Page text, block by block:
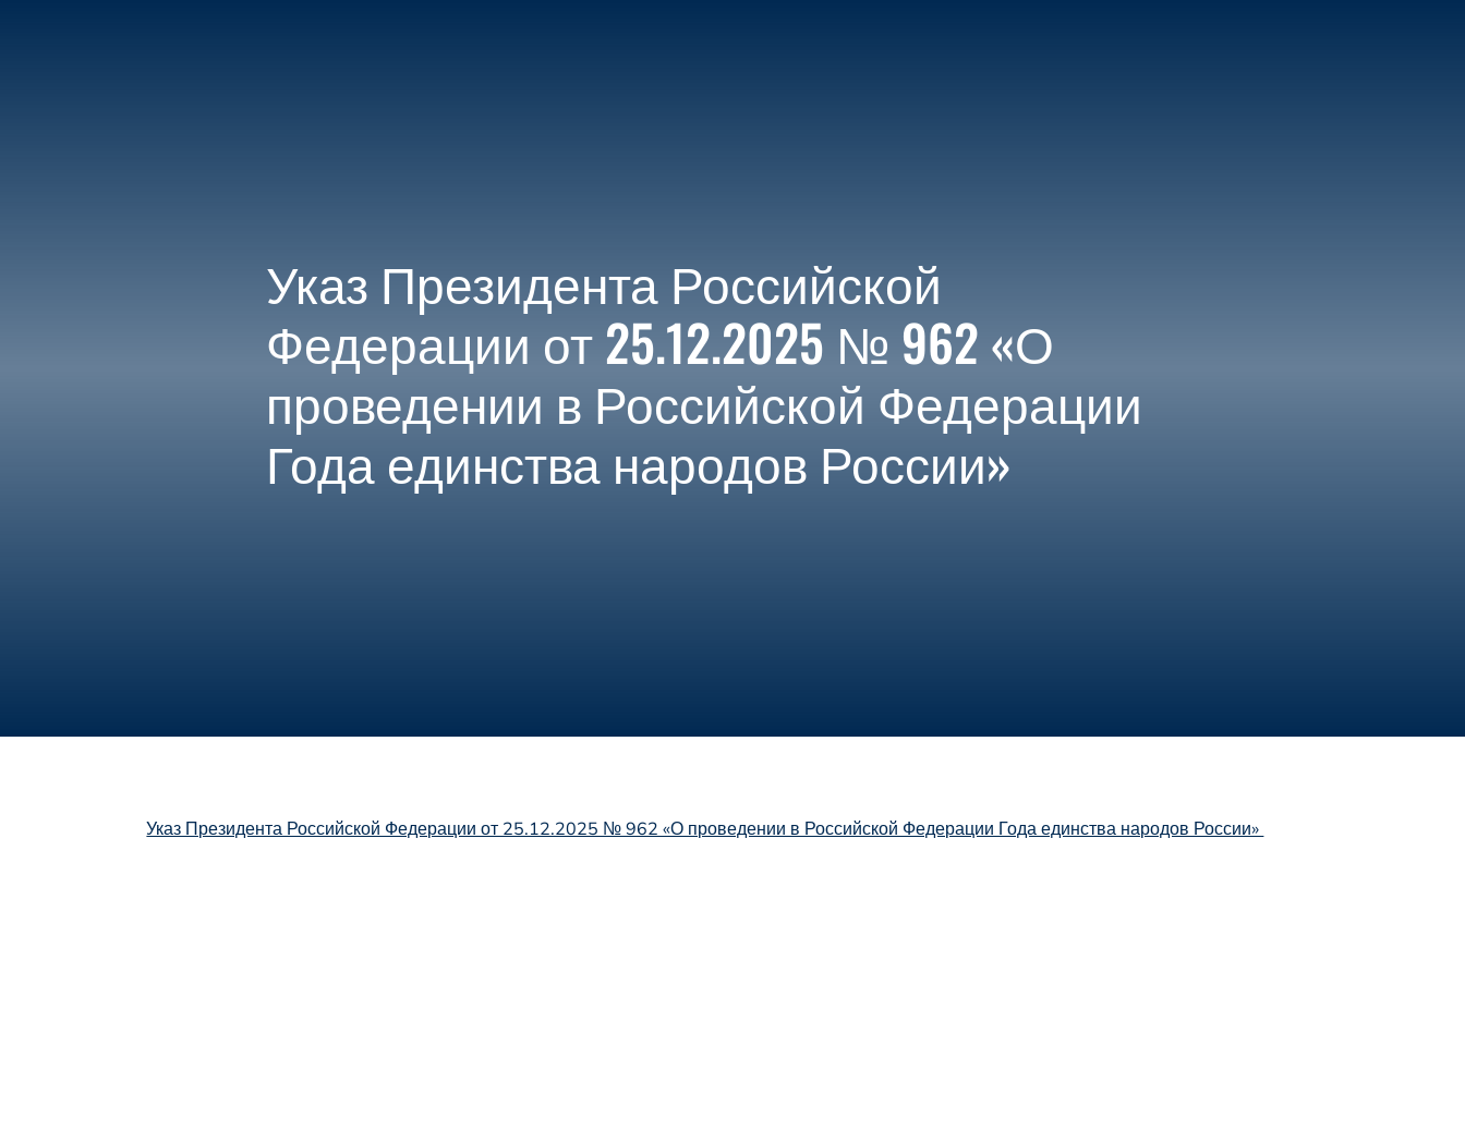
Указ Президента Российской
Федерации от 25.12.2025 № 962 «О
проведении в Российской Федерации
Года единства народов России»
Указ Президента Российской Федерации от 25.12.2025 № 962 «О проведении в Российской Федерации Года единства народов России»